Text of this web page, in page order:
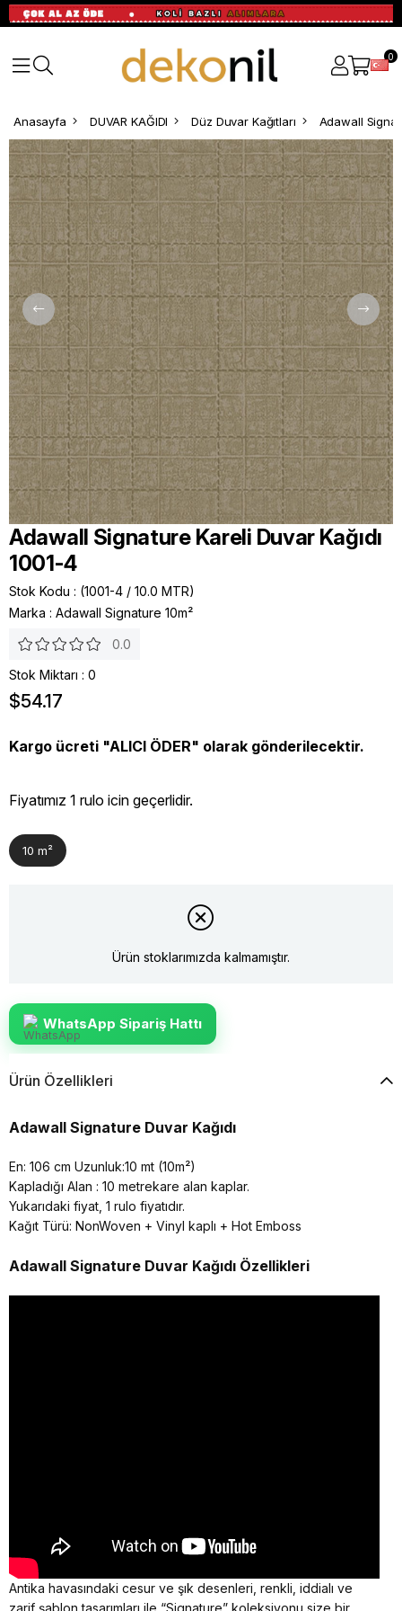
0
Anasayfa DUVAR KAĞIDI Düz Duvar Kağıtları Adawall
Adawall Signature Kareli Duvar Kağıdı
1001-4
Stok Kodu
(1001-4 / 10.0 MTR)
Marka : Adawall Signature 10m²
0.0
Stok Miktarı : 0
$54.17
Kargo ücreti "ALICI ÖDER" olarak gönderilecektir.
Fiyatımız 1 rulo icin geçerlidir.
10 m²
Ürün stoklarımızda kalmamıştır.
WhatsApp Sipariş Hattı
Ürün Özellikleri
Adawall Signature Duvar Kağıdı
En: 106 cm Uzunluk:10 mt (10m²)
Kapladığı Alan : 10 metrekare alan kaplar.
Yukarıdaki fiyat, 1 rulo fiyatıdır.
Kağıt Türü: NonWoven + Vinyl kaplı + Hot Emboss
Adawall Signature Duvar Kağıdı Özellikleri
Antika havasındaki cesur ve şık desenleri, renkli, iddialı ve
zarif şablon tasarımları ile “Signature” koleksiyonu size bir